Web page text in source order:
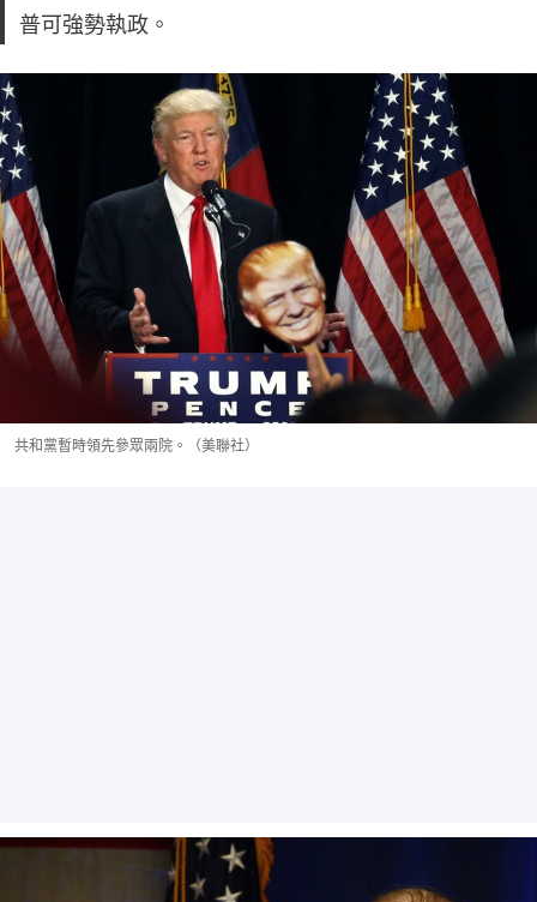
普可強勢執政。
共和黨暫時領先參眾兩院。（美聯社）